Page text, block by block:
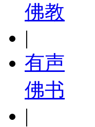
佛教
|
有声
佛书
|